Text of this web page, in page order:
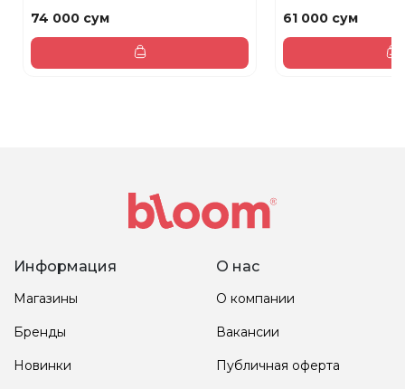
74 000 сум 61 000 сум
Информация
Магазины
Бренды
Новинки
О нас
О компании
Вакансии
Публичная оферта